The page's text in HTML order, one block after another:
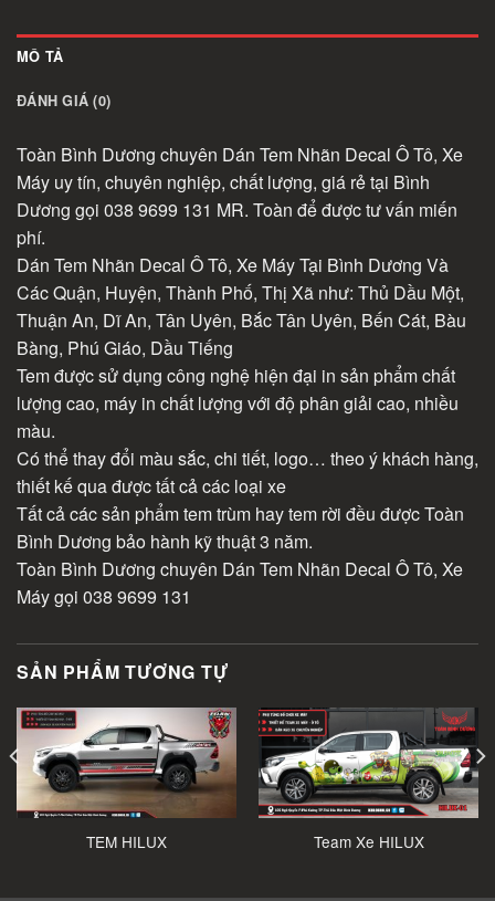
MÔ TẢ
ĐÁNH GIÁ (0)
Toàn Bình Dương chuyên Dán Tem Nhãn Decal Ô Tô, Xe
Máy uy tín, chuyên nghiệp, chất lượng, giá rẻ tại Bình
Dương gọi 038 9699 131 MR. Toàn để được tư vấn miến
phí.
Dán Tem Nhãn Decal Ô Tô, Xe Máy Tại Bình Dương Và
Các Quận, Huyện, Thành Phố, Thị Xã như: Thủ Dầu Một,
Thuận An, Dĩ An, Tân Uyên, Bắc Tân Uyên, Bến Cát, Bàu
Bàng, Phú Giáo, Dầu Tiếng
Tem được sử dụng công nghệ hiện đại in sản phẩm chất
lượng cao, máy in chất lượng với độ phân giải cao, nhiều
màu.
Có thể thay đổi màu sắc, chi tiết, logo… theo ý khách hàng,
thiết kế qua được tất cả các loại xe
Tất cả các sản phẩm tem trùm hay tem rời đều được Toàn
Bình Dương bảo hành kỹ thuật 3 năm.
Toàn Bình Dương chuyên Dán Tem Nhãn Decal Ô Tô, Xe
Máy gọi 038 9699 131
SẢN PHẨM TƯƠNG TỰ
TEM HILUX Team Xe HILUX